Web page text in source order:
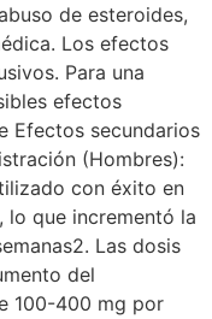
de esteroides,
Los efectos
Para una
efectos
Efectos secundarios
(Hombres):
con éxito en
que incrementó la
Las dosis
del
100-400 mg por